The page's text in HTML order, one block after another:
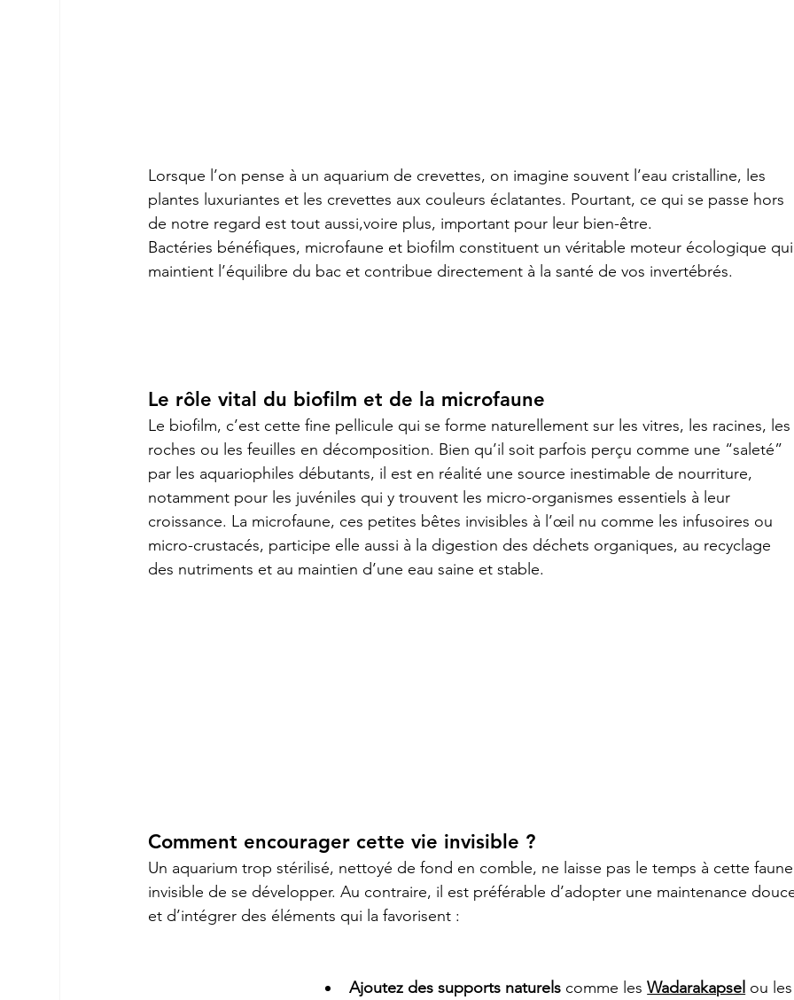
Lorsque l’on pense à un aquarium de crevettes, on imagine souvent l’eau cristalline, les
plantes luxuriantes et les crevettes aux couleurs éclatantes. Pourtant, ce qui se passe hors
de notre regard est tout aussi,voire plus, important pour leur bien-être.
Bactéries bénéfiques, microfaune et biofilm constituent un véritable moteur écologique qui
maintient l’équilibre du bac et contribue directement à la santé de vos invertébrés.
Le rôle vital du biofilm et de la microfaune
Le biofilm, c’est cette fine pellicule qui se forme naturellement sur les vitres, les racines, les
roches ou les feuilles en décomposition. Bien qu’il soit parfois perçu comme une “saleté”
par les aquariophiles débutants, il est en réalité une source inestimable de nourriture,
notamment pour les juvéniles qui y trouvent les micro-organismes essentiels à leur
croissance. La microfaune, ces petites bêtes invisibles à l’œil nu comme les infusoires ou
micro-crustacés, participe elle aussi à la digestion des déchets organiques, au recyclage
des nutriments et au maintien d’une eau saine et stable.
Comment encourager cette vie invisible ?
Un aquarium trop stérilisé, nettoyé de fond en comble, ne laisse pas le temps à cette faune
invisible de se développer. Au contraire, il est préférable d’adopter une maintenance
et d’intégrer des éléments qui la favorisent :
Ajoutez des supports naturels comme les Wadarakapsel ou les